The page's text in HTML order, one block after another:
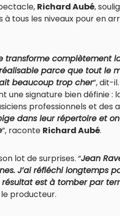
Richard Aubé,
tous les niveaux pour en
transforme complètement
parce que tout le
beaucoup trop cher”, dit-
signature bien définie :
professionnels et des
dans leur répertoire et
”, raconte Richard Aubé.
lot de surprises. “Jean
J’ai réfléchi longtemps
est à tomber par
le producteur.